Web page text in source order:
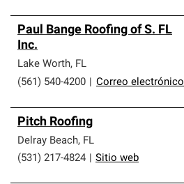
Paul Bange Roofing of S. FL
Inc.
Lake Worth, FL
(561) 540-4200
Correo electrónico
Pitch Roofing
Delray Beach, FL
(531) 217-4824
Sitio web